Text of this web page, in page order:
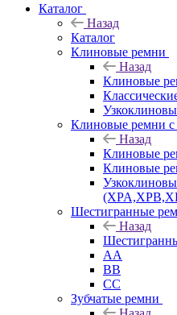
Каталог
Назад
Каталог
Клиновые ремни
Назад
Клиновые
Клиновые ремни
Назад
Клиновые
Клиновые
Шестигранные
Назад
AA
BB
CC
Зубчатые ремни